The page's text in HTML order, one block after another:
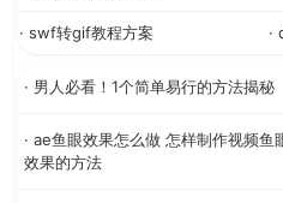
· swf转gif教程方案 ·
· 男人必看！1个简单易行的方法揭秘
· ae鱼眼效果怎么做 怎样制作视频
效果的方法